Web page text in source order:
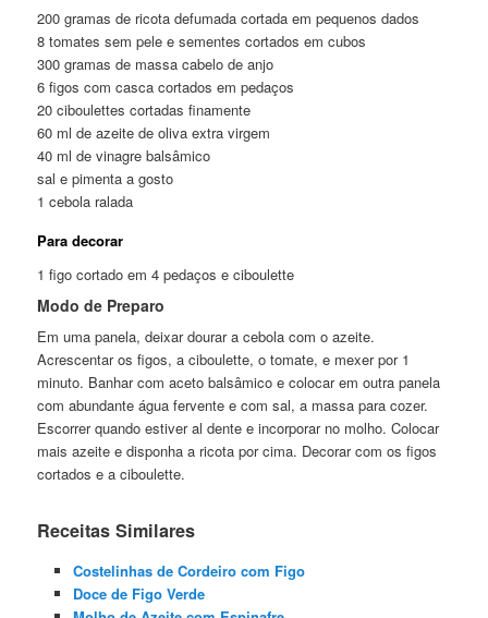
200 gramas de ricota defumada cortada em pequenos dados
8 tomates sem pele e sementes cortados em cubos
300 gramas de massa cabelo de anjo
6 figos com casca cortados em pedaços
20 ciboulettes cortadas finamente
60 ml de azeite de oliva extra virgem
40 ml de vinagre balsâmico
sal e pimenta a gosto
1 cebola ralada
Para decorar
1 figo cortado em 4 pedaços e ciboulette
Modo de Preparo
Em uma panela, deixar dourar a cebola com o azeite.
Acrescentar os figos, a ciboulette, o tomate, e mexer por 1
minuto. Banhar com aceto balsâmico e colocar em outra panela
com abundante água fervente e com sal, a massa para cozer.
Escorrer quando estiver al dente e incorporar no molho. Colocar
mais azeite e disponha a ricota por cima. Decorar com os figos
cortados e a ciboulette.
Receitas Similares
Costelinhas de Cordeiro com Figo
Doce de Figo Verde